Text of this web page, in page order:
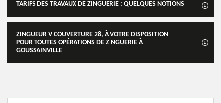
TARIFS DES TRAVAUX DE ZINGUERIE : QUELQUES NOTIONS
ZINGUEUR V COUVERTURE 28, À VOTRE DISPOSITION
POUR TOUTES OPÉRATIONS DE ZINGUERIE À
GOUSSAINVILLE